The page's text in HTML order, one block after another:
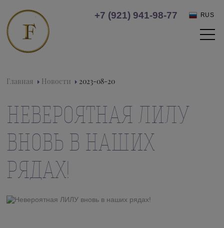
+7 (921) 941-98-77 RUS
Главная Новости 2023-08-20
НЕВЕРОЯТНАЯ ЛИЛУ
ВНОВЬ В НАШИХ
РЯДАХ!